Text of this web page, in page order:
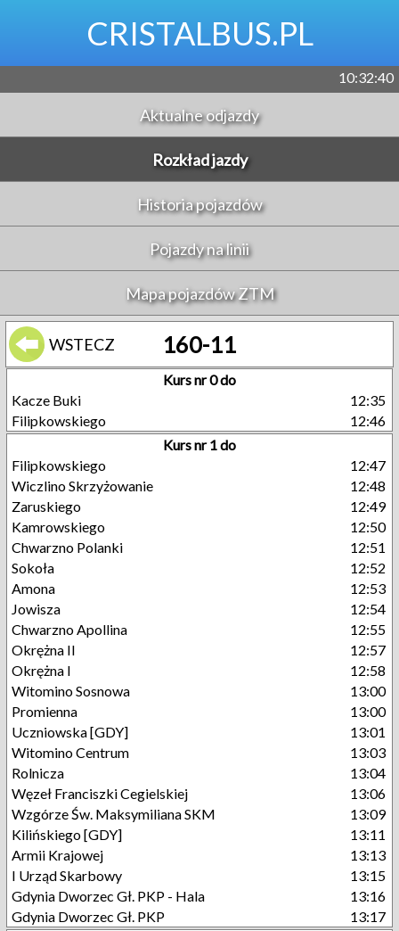
CRISTALBUS.PL
10:32:41
Aktualne odjazdy
Rozkład jazdy
Historia pojazdów
Pojazdy na linii
Mapa pojazdów ZTM
WSTECZ 160-11
Kurs nr 0 do
Kacze Buki
12:35
Filipkowskiego
12:46
Kurs nr 1 do
Filipkowskiego
12:47
Wiczlino Skrzyżowanie
12:48
Zaruskiego
12:49
Kamrowskiego
12:50
Chwarzno Polanki
12:51
Sokoła
12:52
Amona
12:53
Jowisza
12:54
Chwarzno Apollina
12:55
Okrężna II
12:57
Okrężna I
12:58
Witomino Sosnowa
13:00
Promienna
13:00
Uczniowska [GDY]
13:01
Witomino Centrum
13:03
Rolnicza
13:04
Węzeł Franciszki Cegielskiej
13:06
Wzgórze Św. Maksymiliana SKM
13:09
Kilińskiego [GDY]
13:11
Armii Krajowej
13:13
I Urząd Skarbowy
13:15
Gdynia Dworzec Gł. PKP - Hala
13:16
Gdynia Dworzec Gł. PKP
13:17